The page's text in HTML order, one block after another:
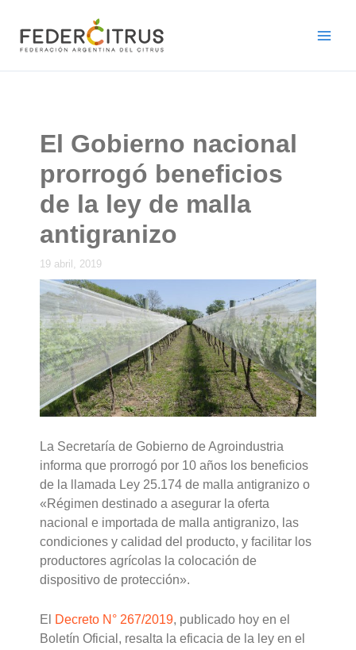
contenido
El Gobierno nacional
prorrogó beneficios
de la ley de malla
antigranizo
19 abril, 2019
La Secretaría de Gobierno de Agroindustria
informa que prorrogó por 10 años los beneficios
de la llamada Ley 25.174 de malla antigranizo o
«Régimen destinado a asegurar la oferta
nacional e importada de malla antigranizo, las
condiciones y calidad del producto, y facilitar los
productores agrícolas la colocación de
dispositivo de protección».
El Decreto N° 267/2019, publicado hoy en el
Boletín Oficial, resalta la eficacia de la ley en el